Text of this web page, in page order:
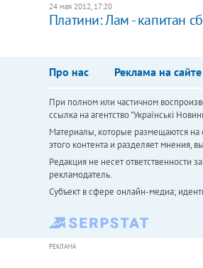
24 мая 2012, 17:20
Платини: Лам - капитан
Про нас Реклама на сайте
При полном или частичном
ссылка на агентство "Українськi
Материалы, которые размещаются на
этого контента и разделяет мнения,
Редакция не несет ответственности
рекламодатель.
Субъект в сфере онлайн-медиа;
РЕКЛАМА